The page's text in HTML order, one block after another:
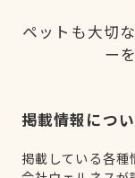
ペットも大切
ー
掲載情報につ
掲載している各